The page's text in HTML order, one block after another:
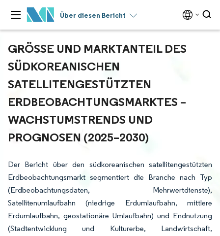
Über diesen Bericht
GRÖSSE UND MARKTANTEIL DES S
ÜDKOREANISCHEN S
ATELLITENGESTÜTZTEN E
RDBEOBACHTUNGSMARKTES – W
ACHSTUMSTRENDS UND P
ROGNOSEN (2025–2030)
Der Bericht über den südkoreanischen satellitengestützten
Erdbeobachtungsmarkt segmentiert die Branche nach Typ
(Erdbeobachtungsdaten, Mehrwertdienste),
Satellitenumlaufbahn (niedrige Erdumlaufbahn, mittlere
Erdumlaufbahn, geostationäre Umlaufbahn) und Endnutzung
(Stadtentwicklung und Kulturerbe, Landwirtschaft,